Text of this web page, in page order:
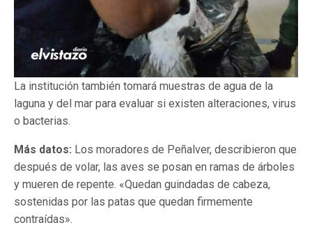
La institución también tomará muestras de agua de la
laguna y del mar para evaluar si existen alteraciones, virus
o bacterias.
Más datos: Los moradores de Peñalver, describieron que
después de volar, las aves se posan en ramas de árboles
y mueren de repente. «Quedan guindadas de cabeza,
sostenidas por las patas que quedan firmemente
contraídas».